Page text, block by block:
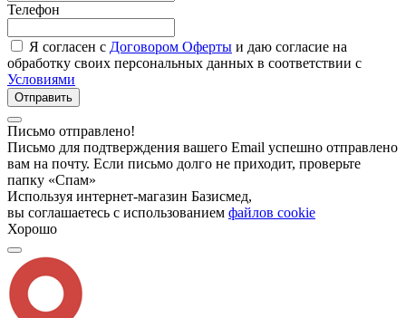
Телефон
Я согласен с Договором Оферты и даю согласие на
обработку своих персональных данных в соответствии с
Условиями
Отправить
Письмо отправлено!
Письмо для подтверждения вашего Email успешно отправлено
вам на почту. Если письмо долго не приходит, проверьте
папку «Спам»
Используя интернет-магазин Базисмед,
вы соглашаетесь с использованием файлов cookie
Хорошо